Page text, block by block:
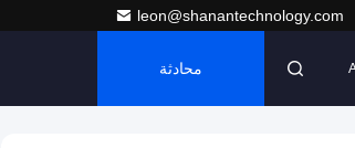
leon@shanantechnology.com
محادثة